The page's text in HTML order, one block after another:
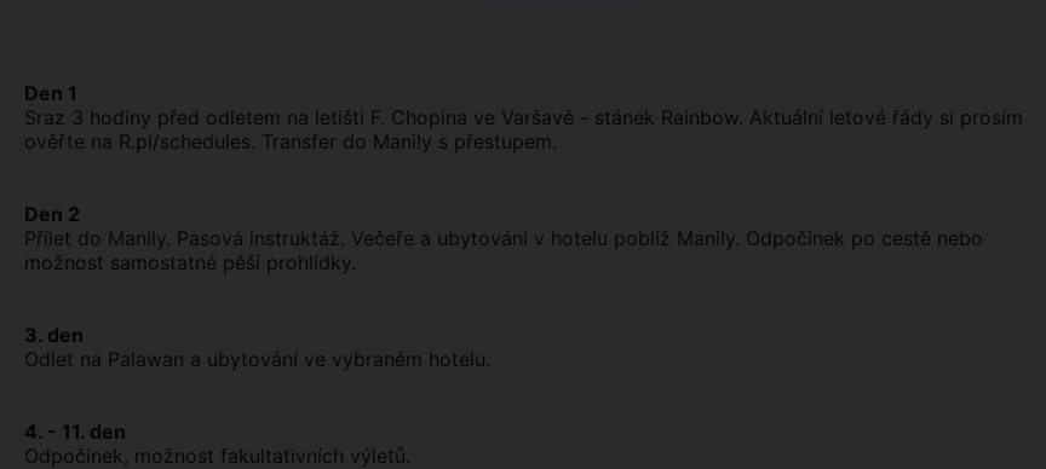
Den 1
Sraz 3 hodiny před odletem na letišti F. Chopina ve Varšavě - stánek Rainbow. Aktuální letové řády si prosím
ověřte na R.pl/schedules. Transfer do Manily s přestupem.
Den 2
Přílet do Manily. Pasová instruktáž. Večeře a ubytování v hotelu poblíž Manily. Odpočinek po cestě nebo
možnost samostatné pěší prohlídky.
3. den
Odlet na Palawan a ubytování ve vybraném hotelu.
4. - 11. den
Odpočinek, možnost fakultativních výletů.